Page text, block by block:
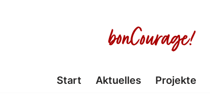
Start Aktuelles Projekte